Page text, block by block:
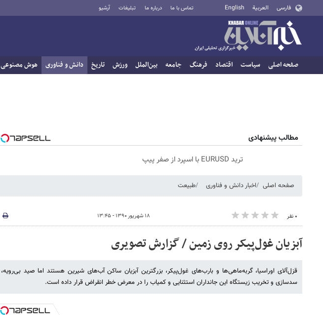
فارسی العربية English تماس با ما درباره ما تبلیغات آرشیو
صفحه اصلی سیاست اقتصاد فرهنگ جامعه بین‌الملل ورزش تاریخ دانش و فناوری هوش مصنوعی
مطالب پیشنهادی
ترید EURUSD با اسپرد از صفر پیپ
صفحه اصلی اخبار دانش و فناوری طبیعت
۰ نفر ۱۸ شهریور ۱۳۹۰ - ۱۳:۴۵
آبزیان غول‌پیکر روی زمین / گزارش تصویری
قزل‌آلای اوراسیا، گربه‌ماهی‌ها و بارب‌های غول‌پیکر، بزرگترین آبزیان ساکن آب‌های شیرین هستند اما صید بی‌رویه،
سدسازی و تخریب زیستگاه‌ این جانداران استثنایی و کمیاب را در معرض خطر انقراض قرار داده است.